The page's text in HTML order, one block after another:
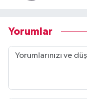
Yorumlar